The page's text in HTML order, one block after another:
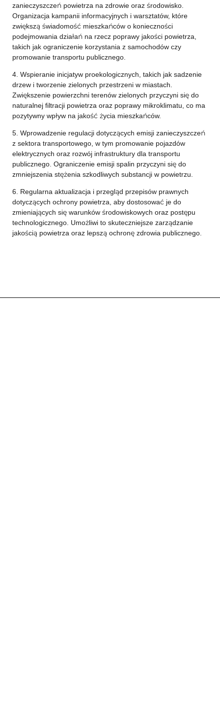
zanieczyszczeń powietrza na zdrowie oraz środowisko.
Organizacja kampanii informacyjnych i warsztatów, które
zwiększą świadomość mieszkańców o konieczności
podejmowania działań na rzecz poprawy jakości powietrza,
takich jak ograniczenie korzystania z samochodów czy
promowanie transportu publicznego.
4. Wspieranie inicjatyw proekologicznych, takich jak sadzenie
drzew i tworzenie zielonych przestrzeni w miastach.
Zwiększenie powierzchni terenów zielonych przyczyni się do
naturalnej filtracji powietrza oraz poprawy mikroklimatu, co ma
pozytywny wpływ na jakość życia mieszkańców.
5. Wprowadzenie regulacji dotyczących emisji zanieczyszczeń
z sektora transportowego, w tym promowanie pojazdów
elektrycznych oraz rozwój infrastruktury dla transportu
publicznego. Ograniczenie emisji spalin przyczyni się do
zmniejszenia stężenia szkodliwych substancji w powietrzu.
6. Regularna aktualizacja i przegląd przepisów prawnych
dotyczących ochrony powietrza, aby dostosować je do
zmieniających się warunków środowiskowych oraz postępu
technologicznego. Umożliwi to skuteczniejsze zarządzanie
jakością powietrza oraz lepszą ochronę zdrowia publicznego.